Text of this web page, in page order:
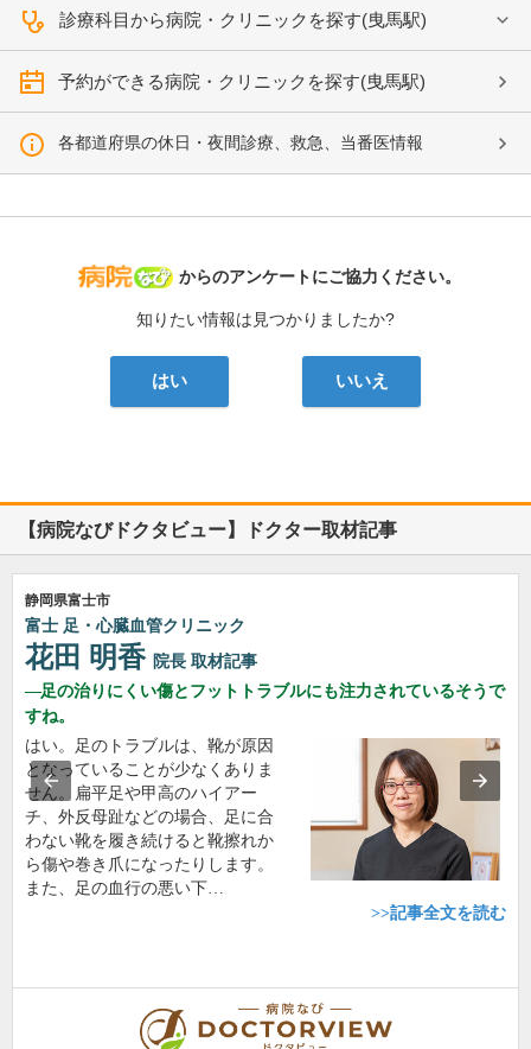
診療科目から病院・クリニックを探す(曳馬駅)
予約ができる病院・クリニックを探す(曳馬駅)
各都道府県の休日・夜間診療、救急、当番医情報
病院なび
からのアンケートにご協力ください。
知りたい情報は見つかりましたか?
はい いいえ
【病院なびドクタビュー】ドクター取材記事
静岡県富士市
富士 足・心臓血管クリニック
花田 明香 院長 取材記事
足の治りにくい傷とフットトラブルにも注力されているそうで
すね。
はい。足のトラブルは、靴が原因
となっていることが少なくありま
せん。扁平足や甲高のハイアー
チ、外反母趾などの場合、足に合
わない靴を履き続けると靴擦れか
ら傷や巻き爪になったりします。
また、足の血行の悪い下…
>>記事全文を読む